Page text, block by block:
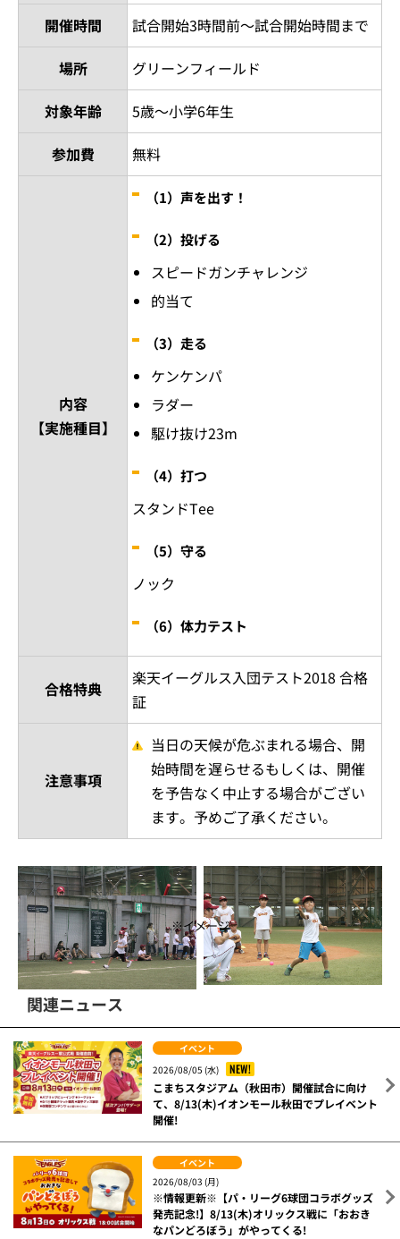
開催時間
試合開始3時間前～試合開始時間まで
場所
グリーンフィールド
対象年齢
5歳～小学6年生
参加費
無料
内容
【実施種目】
（1）声を出す！
（2）投げる
スピードガンチャレンジ
的当て
（3）走る
ケンケンパ
ラダー
駆け抜け23m
（4）打つ
スタンドTee
（5）守る
ノック
（6）体力テスト
合格特典
楽天イーグルス入団テスト2018 合格
証
注意事項
当日の天候が危ぶまれる場合、開
始時間を遅らせるもしくは、開催
を予告なく中止する場合がござい
ます。予めご了承ください。
※イメージ
関連ニュース
イベント
2026/08/05 (水)
NEW!
こまちスタジアム（秋田市）開催試合に向け
て、8/13(木)イオンモール秋田でプレイベント
開催!
イベント
2026/08/03 (月)
※情報更新※【パ・リーグ6球団コラボグッズ
発売記念!】8/13(木)オリックス戦に「おおき
なパンどろぼう」がやってくる!